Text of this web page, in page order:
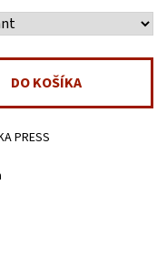
PRESS